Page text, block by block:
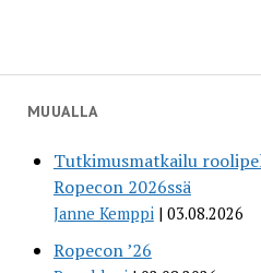
MUUALLA
Tutkimusmatkailu
Ropecon 2026ssä
Janne Kemppi 03.08.2026
Ropecon ’26